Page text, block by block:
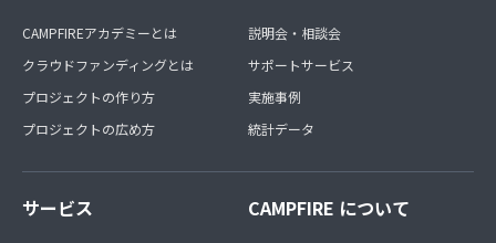
CAMPFIREアカデミーとは
クラウドファンディングとは
プロジェクトの作り方
プロジェクトの広め方
説明会・相談会
サポートサービス
実施事例
統計データ
サービス CAMPFIRE について